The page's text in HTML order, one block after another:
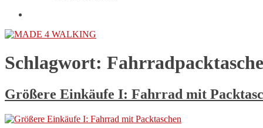
Schlagwort:
Größere Einkäufe I: Fahrrad mit